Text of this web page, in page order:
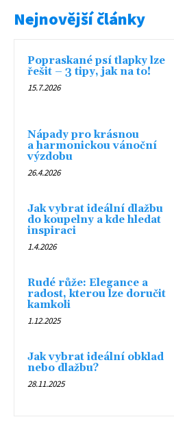
Nejnovější články
Popraskané psí tlapky lze
řešit – 3 tipy, jak na to!
15.7.2026
Nápady pro krásnou
a harmonickou vánoční
výzdobu
26.4.2026
Jak vybrat ideální dlažbu
do koupelny a kde hledat
inspiraci
1.4.2026
Rudé růže: Elegance a
radost, kterou lze doručit
kamkoli
1.12.2025
Jak vybrat ideální obklad
nebo dlažbu?
28.11.2025